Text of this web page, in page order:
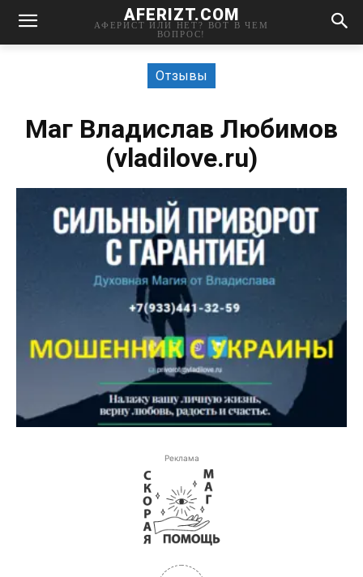
AFERIZT.COM
АФЕРИСТ ИЛИ НЕТ? ВОТ В ЧЕМ
ВОПРОС!
Отзывы
Маг Владислав Любимов
(vladilove.ru)
Реклама